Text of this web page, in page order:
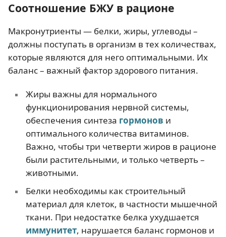
Соотношение БЖУ в рационе
Макронутриенты — белки, жиры, углеводы –
должны поступать в организм в тех количествах,
которые являются для него оптимальными. Их
баланс – важный фактор здорового питания.
Жиры важны для нормального
функционирования нервной системы,
обеспечения синтеза гормонов и
оптимального количества витаминов.
Важно, чтобы три четверти жиров в рационе
были растительными, и только четверть –
животными.
Белки необходимы как строительный
материал для клеток, в частности мышечной
ткани. При недостатке белка ухудшается
иммунитет, нарушается баланс гормонов и